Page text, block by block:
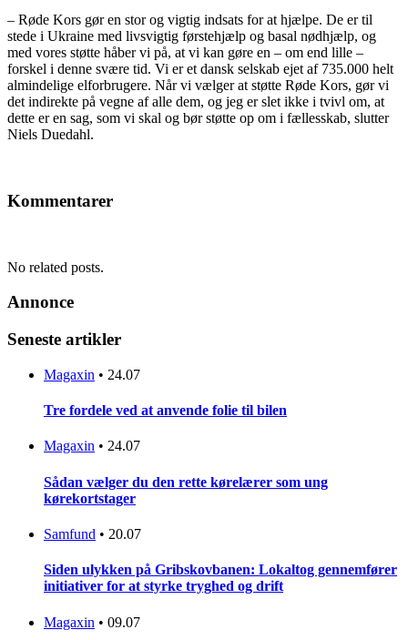
– Røde Kors gør en stor og vigtig indsats for at hjælpe. De er til
stede i Ukraine med livsvigtig førstehjælp og basal nødhjælp, og
med vores støtte håber vi på, at vi kan gøre en – om end lille –
forskel i denne svære tid. Vi er et dansk selskab ejet af 735.000 helt
almindelige elforbrugere. Når vi vælger at støtte Røde Kors, gør vi
det indirekte på vegne af alle dem, og jeg er slet ikke i tvivl om, at
dette er en sag, som vi skal og bør støtte op om i fællesskab, slutter
Niels Duedahl.
Kommentarer
No related posts.
Annonce
Seneste artikler
Magaxin • 24.07
Tre fordele ved at anvende folie til bilen
Magaxin • 24.07
Sådan vælger du den rette kørelærer som ung
kørekortstager
Samfund • 20.07
Siden ulykken på Gribskovbanen: Lokaltog gennemfører
initiativer for at styrke tryghed og drift
Magaxin • 09.07